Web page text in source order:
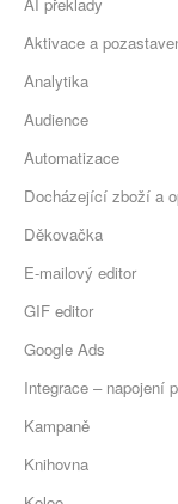
Aktivace a
Analytika
Audience
Automatizace
Docházející zboží a
Děkovačka
E-mailový editor
GIF editor
Google Ads
Integrace – napojení
Kampaně
Knihovna